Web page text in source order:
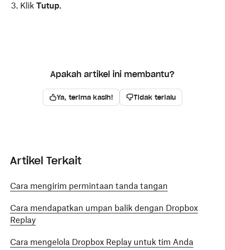
Klik Tutup.
Apakah artikel ini membantu?
Ya, terima kasih! Tidak terlalu
Artikel Terkait
Cara mengirim permintaan tanda tangan
Cara mendapatkan umpan balik dengan Dropbox
Replay
Cara mengelola Dropbox Replay untuk tim Anda